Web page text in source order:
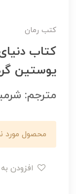
کتب رمان
کتاب
یوستین
مترجم:
محصول مورد